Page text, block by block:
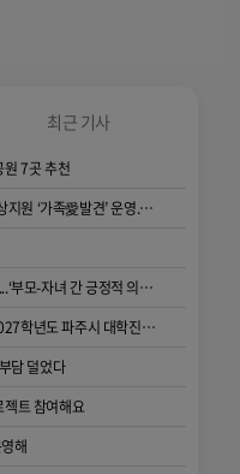
최근 기사
원 7곳 추천
김포시가족센터, 다문화가족관계향상지원 ‘가족愛발견’ 운영...가족 소통과 공감 키워
김포시가족센터, 찾아가는 부모교육...‘부모-자녀 간 긍정적 의사소통 역량 키워요’
‘대입 전략 설계 모든 것 한자리에’ 2027학년도 파주시 대학진학박람회
담 덜었다
트 참여해요
해